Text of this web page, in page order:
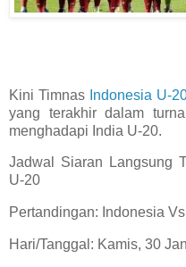
Kini Timnas Indonesia U-
yang terakhir dalam
menghadapi India U-20.
Jadwal Siaran Langsung
U-20
Pertandingan: Indonesia
Hari/Tanggal: Kamis, 30